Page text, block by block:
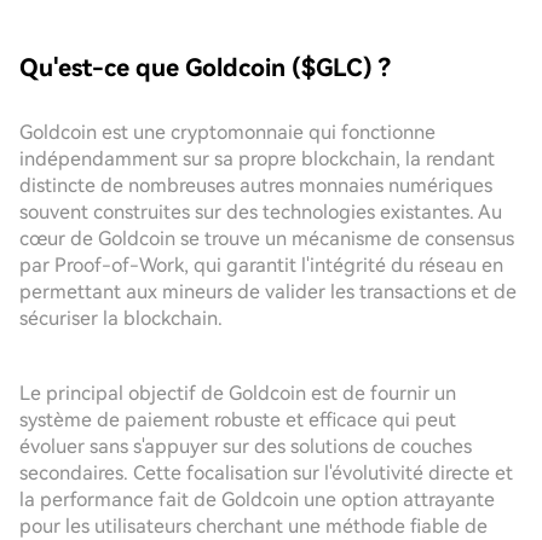
Qu'est-ce que Goldcoin ($GLC) ?
Goldcoin est une cryptomonnaie qui fonctionne
indépendamment sur sa propre blockchain, la rendant
distincte de nombreuses autres monnaies numériques
souvent construites sur des technologies existantes. Au
cœur de Goldcoin se trouve un mécanisme de consensus
par Proof-of-Work, qui garantit l'intégrité du réseau en
permettant aux mineurs de valider les transactions et de
sécuriser la blockchain.
Le principal objectif de Goldcoin est de fournir un
système de paiement robuste et efficace qui peut
évoluer sans s'appuyer sur des solutions de couches
secondaires. Cette focalisation sur l'évolutivité directe et
la performance fait de Goldcoin une option attrayante
pour les utilisateurs cherchant une méthode fiable de